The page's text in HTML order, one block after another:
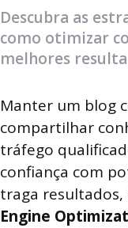
Descubra as
como otimizar
melhores
Manter um blog
compartilhar
tráfego
confiança com
traga resultados,
Engine